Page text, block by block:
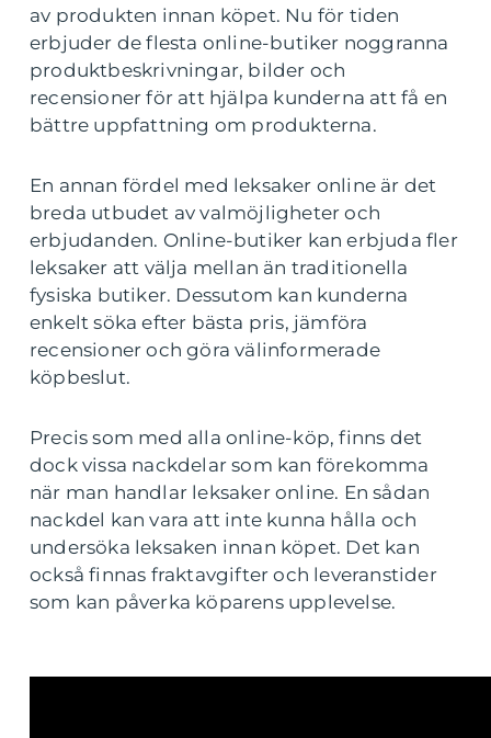
av produkten innan köpet. Nu för tiden
erbjuder de flesta online-butiker noggranna
produktbeskrivningar, bilder och
recensioner för att hjälpa kunderna att få en
bättre uppfattning om produkterna.
En annan fördel med leksaker online är det
breda utbudet av valmöjligheter och
erbjudanden. Online-butiker kan erbjuda fler
leksaker att välja mellan än traditionella
fysiska butiker. Dessutom kan kunderna
enkelt söka efter bästa pris, jämföra
recensioner och göra välinformerade
köpbeslut.
Precis som med alla online-köp, finns det
dock vissa nackdelar som kan förekomma
när man handlar leksaker online. En sådan
nackdel kan vara att inte kunna hålla och
undersöka leksaken innan köpet. Det kan
också finnas fraktavgifter och leveranstider
som kan påverka köparens upplevelse.